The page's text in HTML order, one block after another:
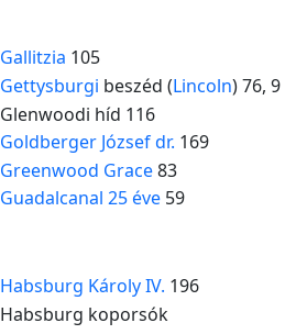
Gallitzia 105
Gettysburgi beszéd (Lincoln) 76, 9
Glenwoodi híd 116
Goldberger József dr. 169
Greenwood Grace83
Guadalcanal 25 éve59
Habsburg Károly IV. 196
Habsburg koporsók